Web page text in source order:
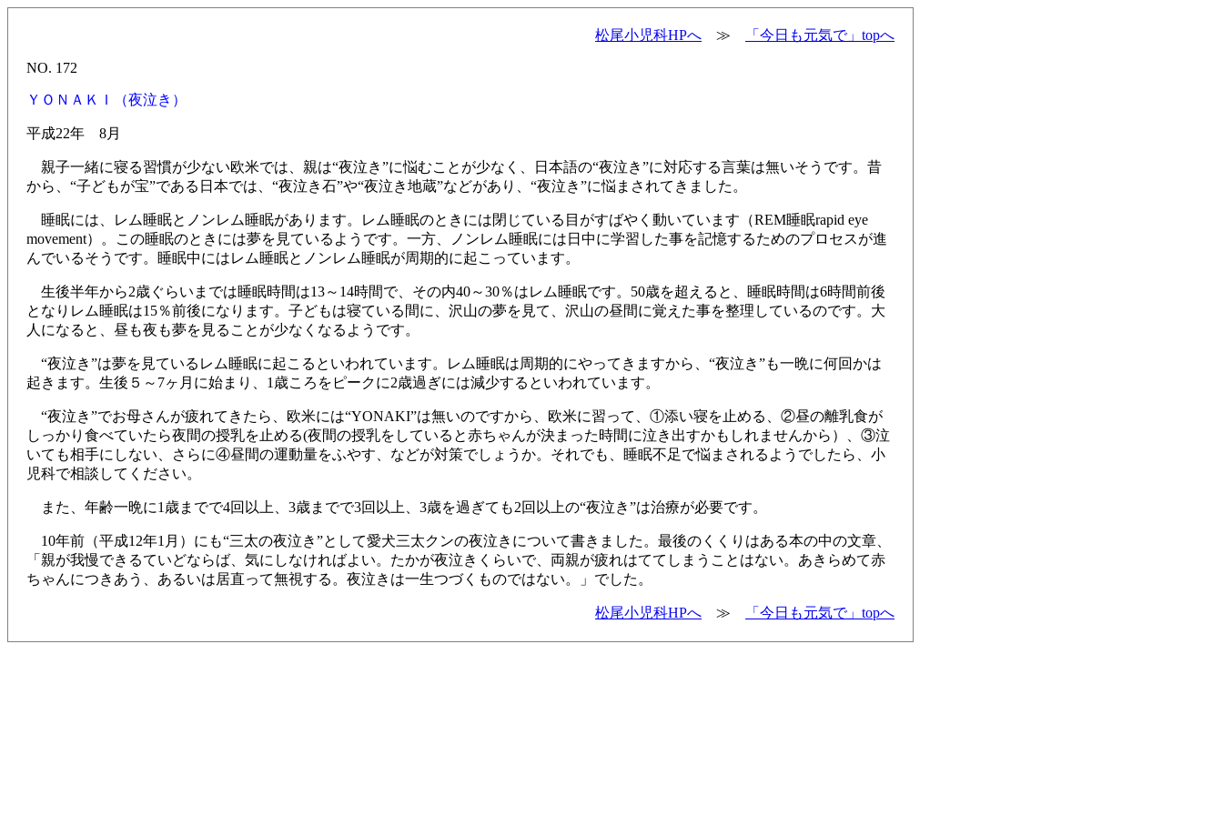
松尾小児科HPへ ≫ 「今日も元気で」topへ
NO. 172
ＹＯＮＡＫＩ（夜泣き）
平成22年 8月
親子一緒に寝る習慣が少ない欧米では、親は“夜泣き”に悩むことが少なく、日本語の“夜泣き”に対応する言葉は無いそうです。昔
から、“子どもが宝”である日本では、“夜泣き石”や“夜泣き地蔵”などがあり、“夜泣き”に悩まされてきました。
睡眠には、レム睡眠とノンレム睡眠があります。レム睡眠のときには閉じている目がすばやく動いています（REM睡眠rapid eye
movement）。この睡眠のときには夢を見ているようです。一方、ノンレム睡眠には日中に学習した事を記憶するためのプロセスが進
んでいるそうです。睡眠中にはレム睡眠とノンレム睡眠が周期的に起こっています。
生後半年から2歳ぐらいまでは睡眠時間は13～14時間で、その内40～30％はレム睡眠です。50歳を超えると、睡眠時間は6時間前後
となりレム睡眠は15％前後になります。子どもは寝ている間に、沢山の夢を見て、沢山の昼間に覚えた事を整理しているのです。大
人になると、昼も夜も夢を見ることが少なくなるようです。
“夜泣き”は夢を見ているレム睡眠に起こるといわれています。レム睡眠は周期的にやってきますから、“夜泣き”も一晩に何回かは
起きます。生後５～7ヶ月に始まり、1歳ころをピークに2歳過ぎには減少するといわれています。
“夜泣き”でお母さんが疲れてきたら、欧米には“YONAKI”は無いのですから、欧米に習って、①添い寝を止める、②昼の離乳食が
しっかり食べていたら夜間の授乳を止める(夜間の授乳をしていると赤ちゃんが決まった時間に泣き出すかもしれませんから）、③泣
いても相手にしない、さらに④昼間の運動量をふやす、などが対策でしょうか。それでも、睡眠不足で悩まされるようでしたら、小
児科で相談してください。
また、年齢一晩に1歳までで4回以上、3歳までで3回以上、3歳を過ぎても2回以上の“夜泣き”は治療が必要です。
10年前（平成12年1月）にも“三太の夜泣き”として愛犬三太クンの夜泣きについて書きました。最後のくくりはある本の中の文章、
「親が我慢できるていどならば、気にしなければよい。たかが夜泣きくらいで、両親が疲れはててしまうことはない。あきらめて赤
ちゃんにつきあう、あるいは居直って無視する。夜泣きは一生つづくものではない。」でした。
松尾小児科HPへ ≫ 「今日も元気で」topへ